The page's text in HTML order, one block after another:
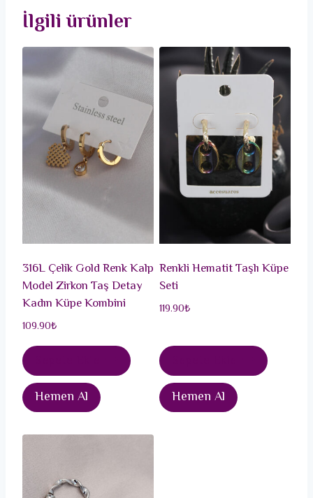
İlgili ürünler
316L Çelik Gold Renk Kalp
Model Zirkon Taş Detay
Kadın Küpe Kombini
109.90₺
Hemen Al
Renkli Hematit Taşlı Küpe
Seti
119.90₺
Hemen Al